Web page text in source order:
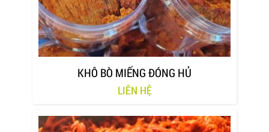
KHÔ BÒ MIẾNG ĐÓNG HỦ
LIÊN HỆ